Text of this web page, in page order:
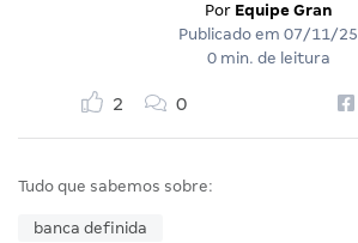
Por Equipe Gran
Publicado em 07/11/25
0 min. de leitura
2 0
Tudo que sabemos sobre:
banca definida